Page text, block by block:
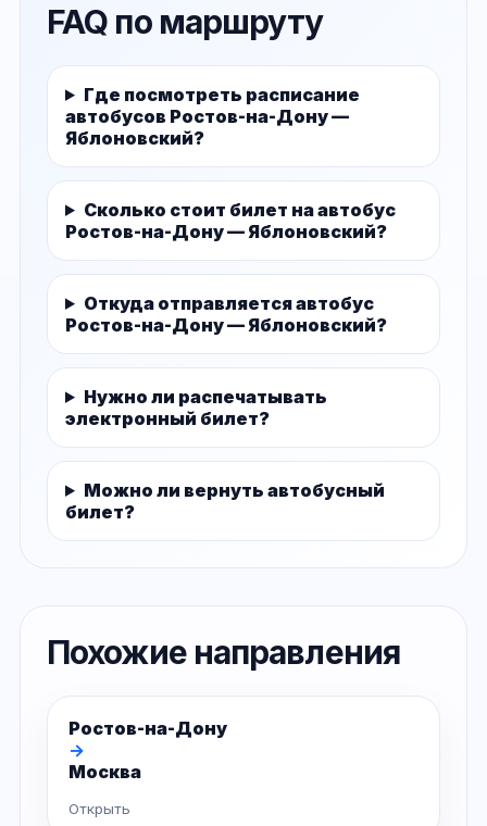
FAQ по маршруту
Где посмотреть расписание
автобусов Ростов-на-Дону —
Яблоновский?
Сколько стоит билет на автобус
Ростов-на-Дону — Яблоновский?
Откуда отправляется автобус
Ростов-на-Дону — Яблоновский?
Нужно ли распечатывать
электронный билет?
Можно ли вернуть автобусный
билет?
Похожие направления
Ростов-на-Дону
→
Москва
Открыть